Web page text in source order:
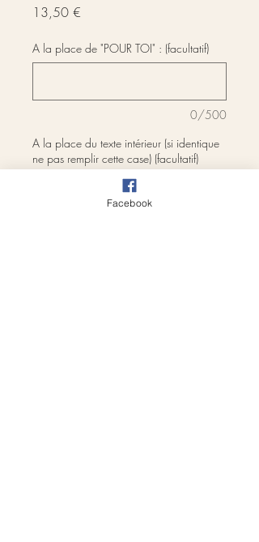
13,50 €
A la place de "POUR TOI" : (facultatif)
0/500
A la place du texte intérieur (si identique
ne pas remplir cette case) (facultatif)
Facebook